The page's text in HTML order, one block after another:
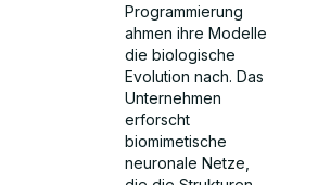
Programmierung
ahmen ihre Modelle
die biologische
Evolution nach. Das
Unternehmen
erforscht
biomimetische
neuronale Netze,